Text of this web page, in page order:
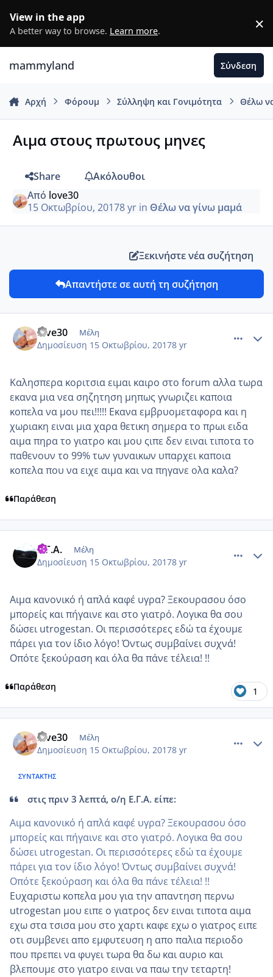
View in the app
A better way to browse. Learn more. ×
mammyland Σύνδεση
Αρχή Φόρουμ Σύλληψη και Γονιμότητα Θέλω
Αιμα στους πρωτους μηνες
Share
Ακόλουθοι
Από love30
15 Οκτωβρίου, 20178 yrin Θέλω να γίνω μαμά
Ξεκινήστε νέα συζήτηση
Απαντήστε σε αυτή τη συζήτηση
love30 Μέλη
Δημοσίευση 15 Οκτωβρίου, 20178 yr
Καλησπερα κοριτσια ειμαι καιρο στο forum αλλα τωρα
εκανα μια νεα σηζητηση μηπως γνωριζει καποια
κοπελα να μου πει!!!!! Εκανα εμβρυομεταφορα και η
χωριακη ειναι μια χαρα θετικη σημερα το πρωι ειδα
αιμα πηρα το γιατρο και μου ςιπε δεν ειναι τιποτα το
παθενουν το 99% των γυναικων υπαρχει καποια
κοπελα που να ειχε αιμα και να πηγανε ολα καλα?
Παράθεση
Ε.Γ.Α. Μέλη
Δημοσίευση 15 Οκτωβρίου, 20178 yr
Αιμα κανονικό ή απλά καφέ υγρα? Ξεκουρασου όσο
μπορείς και πήγαινε και στο γιατρό. Λογικα θα σου
δώσει utrogestan. Οι περισσότερες εδώ τα έχουμε
πάρει για τον ίδιο λόγο! Όντως συμβαίνει συχνά!
Οπότε ξεκούραση και όλα θα πάνε τέλεια! !!
Παράθεση 1
love30 Μέλη
Δημοσίευση 15 Οκτωβρίου, 20178 yr
ΣΥΝΤΆΚΤΗΣ
στις πριν 3 λεπτά, ο/η Ε.Γ.Α. είπε:
Αιμα κανονικό ή απλά καφέ υγρα? Ξεκουρασου όσο
μπορείς και πήγαινε και στο γιατρό. Λογικα θα σου
δώσει utrogestan. Οι περισσότερες εδώ τα έχουμε
πάρει για τον ίδιο λόγο! Όντως συμβαίνει συχνά!
Οπότε ξεκούραση και όλα θα πάνε τέλεια! !!
Ευχαριστω κοπελα μου για την απαντηση περνω
utrogestan μου ειπε ο γιατρος δεν ειναι τιποτα αιμα
εχω στα τσισα μου στο χαρτι καφε εχω ο γιατρος ειπε
οτι συμβενει απο εμφυτευση η απο παλια περιοδο
που πρεπει να φυγει τωρα θα δω και αυριο και
βλεπουμε στο γιατρο ειναι να παω την τεταρτη!